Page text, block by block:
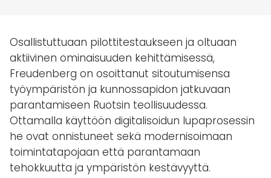
Osallistuttuaan pilottitestaukseen ja oltuaan
aktiivinen ominaisuuden kehittämisessä,
Freudenberg on osoittanut sitoutumisensa
työympäristön ja kunnossapidon jatkuvaan
parantamiseen Ruotsin teollisuudessa.
Ottamalla käyttöön digitalisoidun lupaprosessin
he ovat onnistuneet sekä modernisoimaan
toimintatapojaan että parantamaan
tehokkuutta ja ympäristön kestävyyttä.